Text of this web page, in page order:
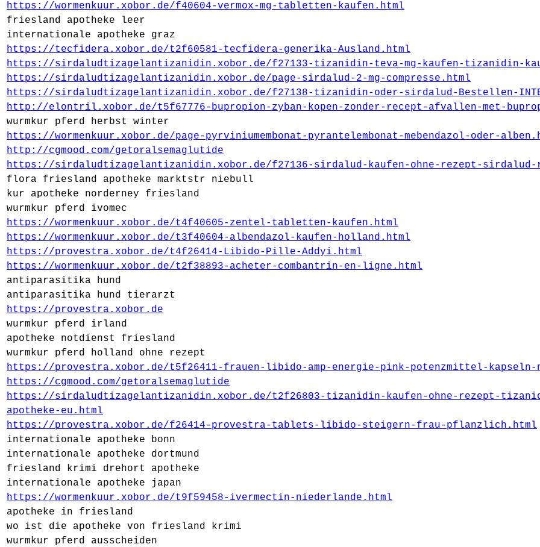
https://wormenkuur.xobor.de/f40604-vermox-mg-tabletten-kaufen.html
friesland apotheke leer
internationale apotheke graz
https://tecfidera.xobor.de/t2f60581-tecfidera-generika-Ausland.html
https://sirdaludtizagelantizanidin.xobor.de/f27133-tizanidin-teva-mg-kaufen-tizanidin-
https://sirdaludtizagelantizanidin.xobor.de/page-sirdalud-2-mg-compresse.html
https://sirdaludtizagelantizanidin.xobor.de/f27138-tizanidin-oder-sirdalud-Bestellen-
http://elontril.xobor.de/t5f67776-bupropion-zyban-kopen-zonder-recept-afvallen-met-
wurmkur pferd herbst winter
https://wormenkuur.xobor.de/page-pyrviniumembonat-pyrantelembonat-mebendazol-oder-
http://cgmood.com/getoralsemaglutide
https://sirdaludtizagelantizanidin.xobor.de/f27136-sirdalud-kaufen-ohne-rezept-
flora friesland apotheke marktstr niebull
kur apotheke norderney friesland
wurmkur pferd ivomec
https://wormenkuur.xobor.de/t4f40605-zentel-tabletten-kaufen.html
https://wormenkuur.xobor.de/t3f40604-albendazol-kaufen-holland.html
https://provestra.xobor.de/t4f26414-Libido-Pille-Addyi.html
https://wormenkuur.xobor.de/t2f38893-acheter-combantrin-en-ligne.html
antiparasitika hund
antiparasitika hund tierarzt
https://provestra.xobor.de
wurmkur pferd irland
apotheke notdienst friesland
wurmkur pferd holland ohne rezept
https://provestra.xobor.de/t5f26411-frauen-libido-amp-energie-pink-potenzmittel-
https://cgmood.com/getoralsemaglutide
https://sirdaludtizagelantizanidin.xobor.de/t2f26803-tizanidin-kaufen-ohne-rezept-
apotheke-eu.html
https://provestra.xobor.de/f26414-provestra-tablets-libido-steigern-frau-pflanzlich.html
internationale apotheke bonn
internationale apotheke dortmund
friesland krimi drehort apotheke
internationale apotheke japan
https://wormenkuur.xobor.de/t9f59458-ivermectin-niederlande.html
apotheke in friesland
wo ist die apotheke von friesland krimi
wurmkur pferd ausscheiden